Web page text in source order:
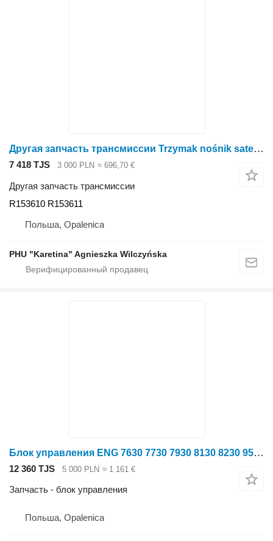
Другая запчасть трансмиссии Trzymak nośnik satelit R153610 R153611 для трактора колесного John Deere 7430 7530 7610 7710 7730 7810 7820 7920
7 418 TJS 3 000 PLN ≈ 696,70 €
Другая запчасть трансмиссии
R153610 R153611
Польша, Opalenica
PHU "Karetina" Agnieszka Wilczyńska
Блок управления ENG 7630 7730 7930 8130 8230 9530 Модуль Контроллер Компьютер RE520953 для трактора колесного John Deere 7630 7730 7930 8130 8230 9530
12 360 TJS 5 000 PLN ≈ 1 161 €
Запчасть - блок управления
Польша, Opalenica